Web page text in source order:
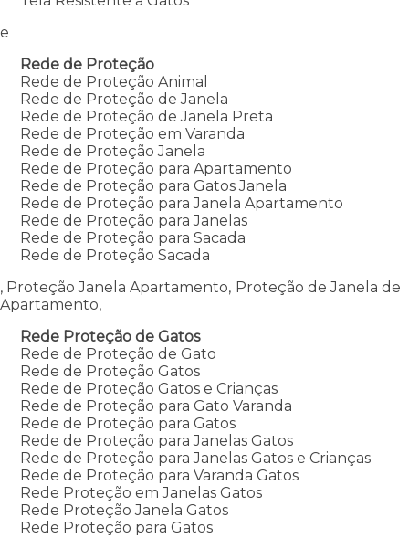
e
Rede de Proteção
Rede de Proteção Animal
Rede de Proteção de Janela
Rede de Proteção de Janela Preta
Rede de Proteção em Varanda
Rede de Proteção Janela
Rede de Proteção para Apartamento
Rede de Proteção para Gatos Janela
Rede de Proteção para Janela Apartamento
Rede de Proteção para Janelas
Rede de Proteção para Sacada
Rede de Proteção Sacada
, Proteção Janela Apartamento, Proteção de Janela de
Apartamento,
Rede Proteção de Gatos
Rede de Proteção de Gato
Rede de Proteção Gatos
Rede de Proteção Gatos e Crianças
Rede de Proteção para Gato Varanda
Rede de Proteção para Gatos
Rede de Proteção para Janelas Gatos
Rede de Proteção para Janelas Gatos e Crianças
Rede de Proteção para Varanda Gatos
Rede Proteção em Janelas Gatos
Rede Proteção Janela Gatos
Rede Proteção para Gatos